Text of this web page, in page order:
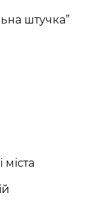
штучка”